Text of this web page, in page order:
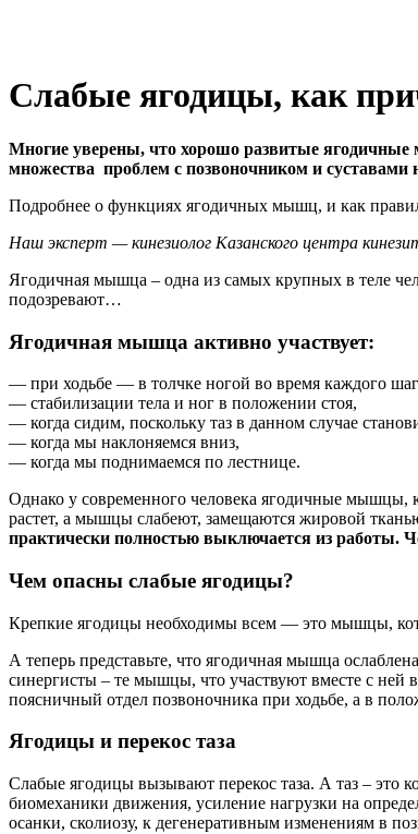
Слабые ягодицы, как
Многие уверены, что хорошо развитые
множества проблем с позвоночником и суставами
Подробнее о функциях ягодичных мышц, и как
Наш эксперт — кинезиолог Казанского центра
Ягодичная мышца – одна из самых крупных в теле
подозревают…
Ягодичная мышца активно участвует:
— при ходьбе — в толчке ногой во время каждого
— стабилизации тела и ног в положении стоя,
— когда сидим, поскольку таз в данном случае
— когда мы наклоняемся вниз,
— когда мы поднимаемся по лестнице.
Однако у современного человека ягодичные мышцы,
растет, а мышцы слабеют, замещаются жировой
практически полностью выключается из работы.
Чем опасны слабые ягодицы?
Крепкие ягодицы необходимы всем — это мышцы,
А теперь представьте, что ягодичная мышца
синергисты – те мышцы, что участвуют вместе с ней
поясничный отдел позвоночника при ходьбе, а в
Ягодицы и перекос таза
Слабые ягодицы вызывают перекос таза. А таз –
биомеханики движения, усиление нагрузки на
осанки, сколиозу, к дегенеративным изменениям в